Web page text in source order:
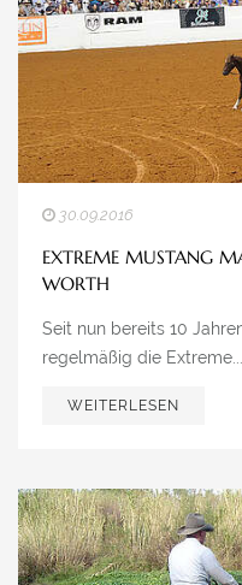
30.09.2016
EXTREME MUSTANG
WORTH
Seit nun bereits 10
regelmäßig die Extreme...
WEITERLESEN